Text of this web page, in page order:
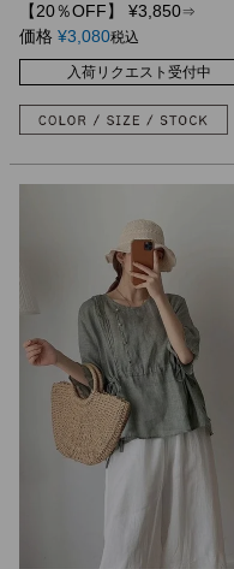
【20％OFF】 ¥3,850⇒
価格 ¥3,080税込
入荷リクエスト受付中